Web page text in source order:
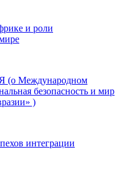
и роли
Международном
безопасность и мир
)
интеграции